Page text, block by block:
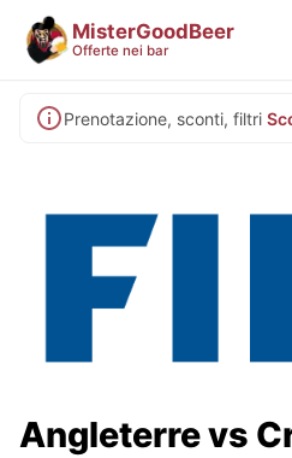
MisterGoodBeer
Offerte nei bar
Prenotazione, sconti, filtri
Angleterre vs